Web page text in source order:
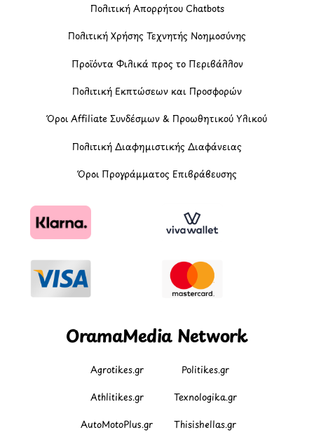
Πολιτική Απορρήτου Chatbots
Πολιτική Χρήσης Τεχνητής Νοημοσύνης
Προϊόντα Φιλικά προς το Περιβάλλον
Πολιτική Εκπτώσεων και Προσφορών
Όροι Affiliate Συνδέσμων & Προωθητικού Υλικού
Πολιτική Διαφημιστικής Διαφάνειας
Όροι Προγράμματος Επιβράβευσης
OramaMedia Network
Agrotikes.gr Politikes.gr
Athlitikes.gr Texnologika.gr
AutoMotoPlus.gr Thisishellas.gr